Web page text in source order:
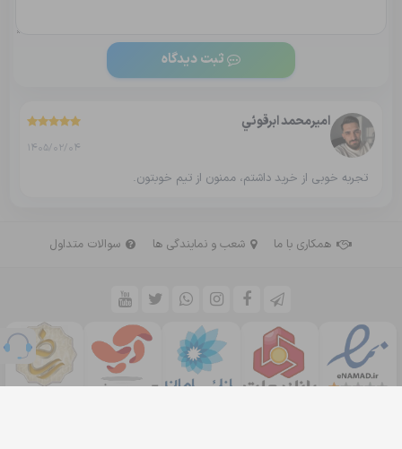
ثبت دیدگاه
اميرمحمد ابرقوئي
1405/02/04
تجربه خوبی از خرید داشتم، ممنون از تیم خوبتون.
همکاری با ما شعب و نمایندگی ها سوالات متداول